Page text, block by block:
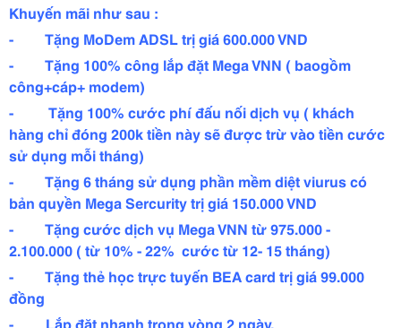
Khuyến mãi như sau :
- Tặng MoDem ADSL trị giá 600.000 VND
- Tặng 100% công lắp đặt Mega VNN ( baogồm
công+cáp+ modem)
- Tặng 100% cước phí đấu nối dịch vụ ( khách
hàng chỉ đóng 200k tiền này sẽ được trừ vào tiền cước
sử dụng mỗi tháng)
- Tặng 6 tháng sử dụng phần mềm diệt viurus có
bản quyền Mega Sercurity trị giá 150.000 VND
- Tặng cước dịch vụ Mega VNN từ 975.000 -
2.100.000 ( từ 10% - 22% cước từ 12- 15 tháng)
- Tặng thẻ học trực tuyến BEA card trị giá 99.000
đồng
- Lắp đặt nhanh trong vòng 2 ngày.